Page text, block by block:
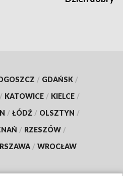
/ GDAŃSK /
/ KATOWICE / KIELCE /
/ ŁÓDŹ / OLSZTYN /
/ RZESZÓW /
/ WROCŁAW